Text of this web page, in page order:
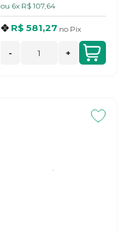
ou 6x R$ 107,64
R$ 581,27 no Pix
- +